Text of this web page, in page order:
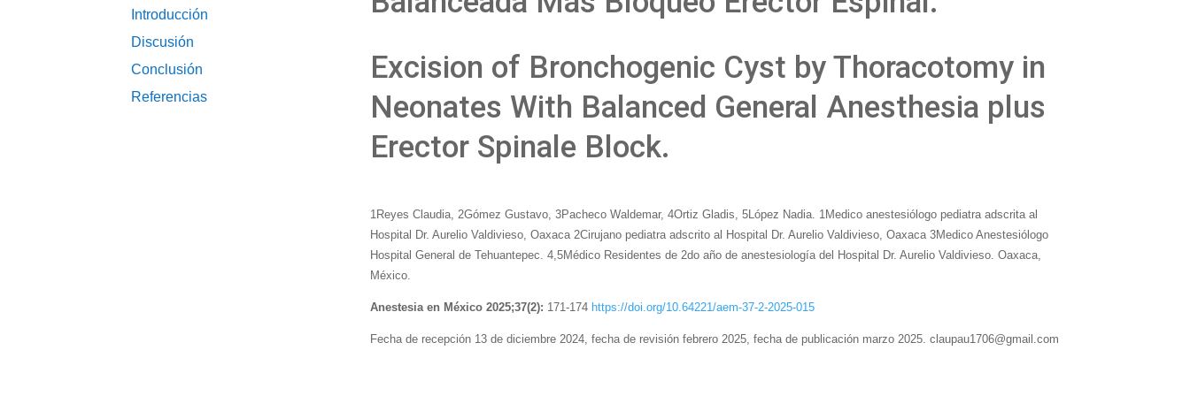
Introducción
Discusión
Conclusión
Referencias
Excision of Bronchogenic Cyst by Thoracotomy in
Neonates With Balanced General Anesthesia plus
Erector Spinale Block.
1Reyes Claudia, 2Gómez Gustavo, 3Pacheco Waldemar, 4Ortiz Gladis, 5López Nadia. 1Medico anestesiólogo pediatra adscrita al
Hospital Dr. Aurelio Valdivieso, Oaxaca 2Cirujano pediatra adscrito al Hospital Dr. Aurelio Valdivieso, Oaxaca 3Medico Anestesiólogo
Hospital General de Tehuantepec. 4,5Médico Residentes de 2do año de anestesiología del Hospital Dr. Aurelio Valdivieso. Oaxaca,
México.
Anestesia en México 2025;37(2): 171-174 https://doi.org/10.64221/aem-37-2-2025-015
Fecha de recepción 13 de diciembre 2024, fecha de revisión febrero 2025, fecha de publicación marzo 2025. claupau1706@gmail.com